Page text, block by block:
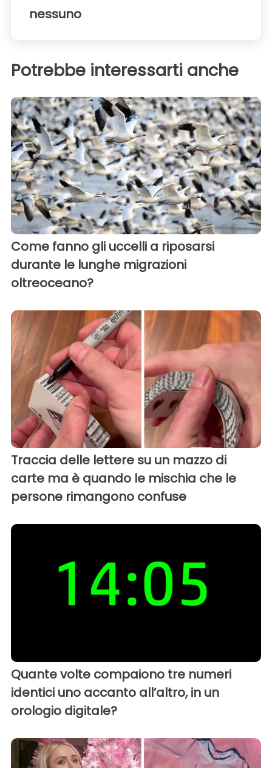
nessuno
Potrebbe interessarti anche
Come fanno gli uccelli a riposarsi
durante le lunghe migrazioni
oltreoceano?
Traccia delle lettere su un mazzo di
carte ma è quando le mischia che le
persone rimangono confuse
Quante volte compaiono tre numeri
identici uno accanto all’altro, in un
orologio digitale?